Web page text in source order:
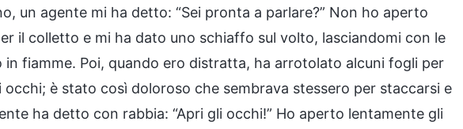
un agente mi ha detto: “Sei pronta a parlare?” Non ho aperto
il colletto e mi ha dato uno schiaffo sul volto, lasciandomi con le
in fiamme. Poi, quando ero distratta, ha arrotolato alcuni fogli per
è stato così doloroso che sembrava stessero per staccarsi e
ha detto con rabbia: “Apri gli occhi!” Ho aperto lentamente gli